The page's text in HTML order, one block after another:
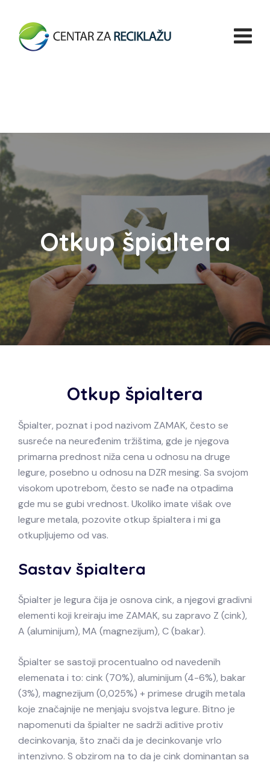
Otkup špialtera
Otkup špialtera
Špialter, poznat i pod nazivom ZAMAK, često se
susreće na neuređenim tržištima, gde je njegova
primarna prednost niža cena u odnosu na druge
legure, posebno u odnosu na DZR mesing. Sa svojom
visokom upotrebom, često se nađe na otpadima
gde mu se gubi vrednost. Ukoliko imate višak ove
legure metala, pozovite otkup špialtera i mi ga
otkupljujemo od vas.
Sastav špialtera
Špialter je legura čija je osnova cink, a njegovi gradivni
elementi koji kreiraju ime ZAMAK, su zapravo Z (cink),
A (aluminijum), MA (magnezijum), C (bakar).
Špialter se sastoji procentualno od navedenih
elemenata i to: cink (70%), aluminijum (4-6%), bakar
(3%), magnezijum (0,025%) + primese drugih metala
koje značajnije ne menjaju svojstva legure. Bitno je
napomenuti da špialter ne sadrži aditive protiv
decinkovanja, što znači da je decinkovanje vrlo
intenzivno. S obzirom na to da je cink dominantan sa